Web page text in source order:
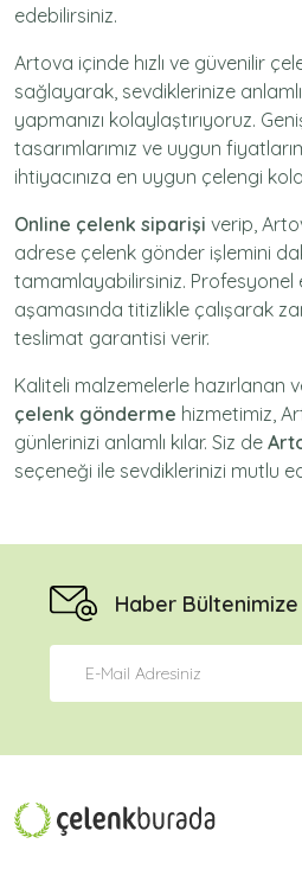
edebilirsiniz.
Artova içinde hızlı ve güvenilir
sağlayarak, sevdiklerinize
yapmanızı kolaylaştırıyoruz.
tasarımlarımız ve uygun
ihtiyacınıza en uygun çelengi
Online çelenk siparişi verip,
adrese çelenk gönder işlemini
tamamlayabilirsiniz. Profesyonel
aşamasında titizlikle çalışarak
teslimat garantisi verir.
Kaliteli malzemelerle hazırlanan
çelenk gönderme hizmetimiz,
günlerinizi anlamlı kılar. Siz de
seçeneği ile sevdiklerinizi mutlu
Haber Bültenimize